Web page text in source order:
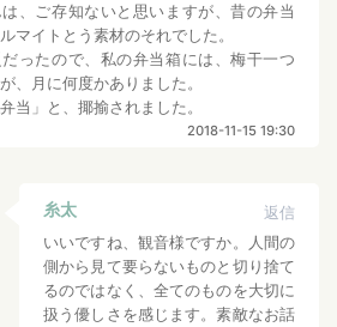
、ご存知ないと思いますが、昔の弁当
マイトとう素材のそれでした。
ったので、私の弁当箱には、梅干一つ
、月に何度かありました。
弁当」と、揶揄されました。
2018-11-15 19:30
糸太
返信
いいですね、観音様ですか。人間の
側から見て要らないものと切り捨て
るのではなく、全てのものを大切に
扱う優しさを感じます。素敵なお話